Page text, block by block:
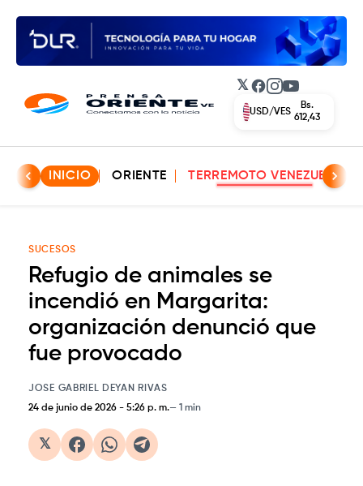
𝕏 Facebook
Instagram
YouTube
USD/VES
Bs.
612,43
INICIO ORIENTE TERREMOTO VENEZUELA
SUCESOS
Refugio de animales se
incendió en Margarita:
organización denunció que
fue provocado
JOSE GABRIEL DEYAN RIVAS
24 de junio de 2026 - 5:26 p. m. 1 min
𝕏